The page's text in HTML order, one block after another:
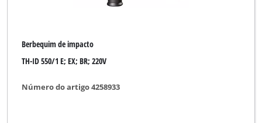
Berbequim de impacto
TH-ID 550/1 E; EX; BR; 220V
Número do artigo 4258933